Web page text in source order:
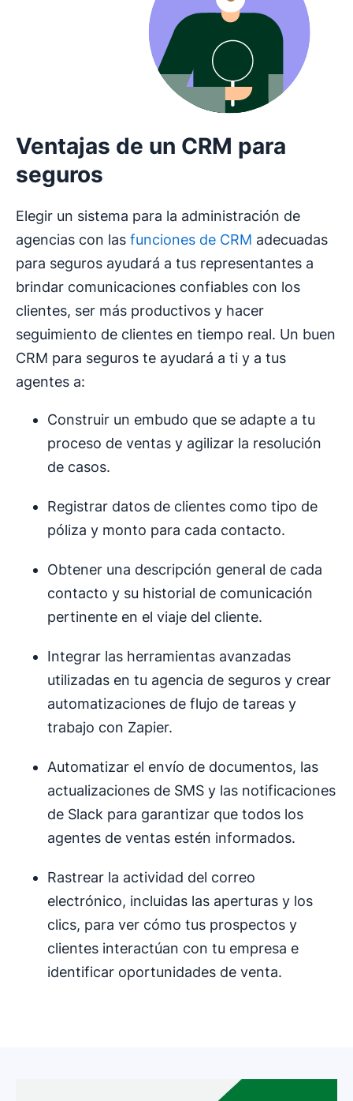
Ventajas de un CRM para
seguros
Elegir un sistema para la administración de
agencias con las funciones de CRM adecuadas
para seguros ayudará a tus representantes a
brindar comunicaciones confiables con los
clientes, ser más productivos y hacer
seguimiento de clientes en tiempo real. Un buen
CRM para seguros te ayudará a ti y a tus
agentes a:
Construir un embudo que se adapte a tu
proceso de ventas y agilizar la resolución
de casos.
Registrar datos de clientes como tipo de
póliza y monto para cada contacto.
Obtener una descripción general de cada
contacto y su historial de comunicación
pertinente en el viaje del cliente.
Integrar las herramientas avanzadas
utilizadas en tu agencia de seguros y crear
automatizaciones de flujo de tareas y
trabajo con Zapier.
Automatizar el envío de documentos, las
actualizaciones de SMS y las notificaciones
de Slack para garantizar que todos los
agentes de ventas estén informados.
Rastrear la actividad del correo
electrónico, incluidas las aperturas y los
clics, para ver cómo tus prospectos y
clientes interactúan con tu empresa e
identificar oportunidades de venta.